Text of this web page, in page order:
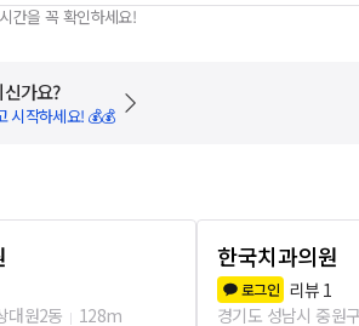
간을 꼭 확인하세요!
신가요?
시작하세요! 💰💰
대원2동
128m
한국치과의원
로그인 리뷰 1
경기도 성남시 중원구